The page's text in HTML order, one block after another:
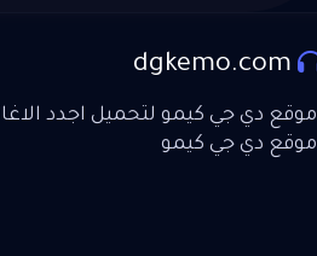
dgkemo.com
موقع دي جي كيمو لتحميل اجدد
موقع دي جي كيمو